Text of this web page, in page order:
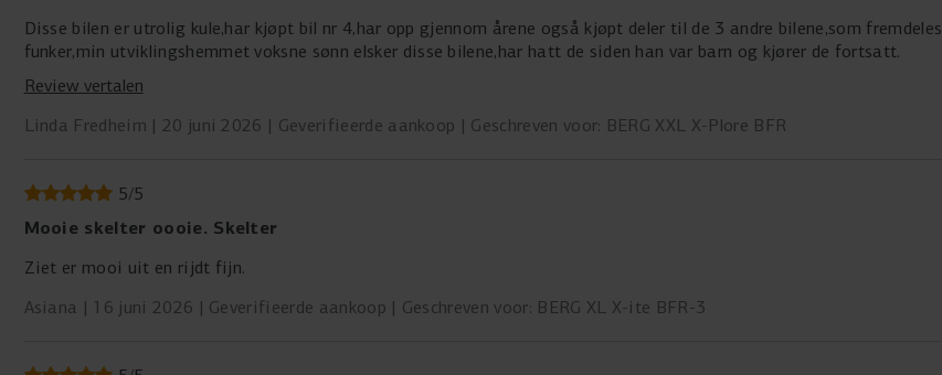
Disse bilen er utrolig kule,har kjøpt bil nr 4,har opp gjennom årene også kjøpt deler til de 3 andre bilene,som fremdeles
funker,min utviklingshemmet voksne sønn elsker disse bilene,har hatt de siden han var barn og kjører de fortsatt.
Review vertalen
Linda Fredheim
20 juni 2026 Geverifieerde aankoop Geschreven voor: BERG XXL X-Plore BFR
5/5
Mooie skelter oooie. Skelter
Ziet er mooi uit en rijdt fijn.
Asiana
16 juni 2026 Geverifieerde aankoop Geschreven voor: BERG XL X-ite BFR-3